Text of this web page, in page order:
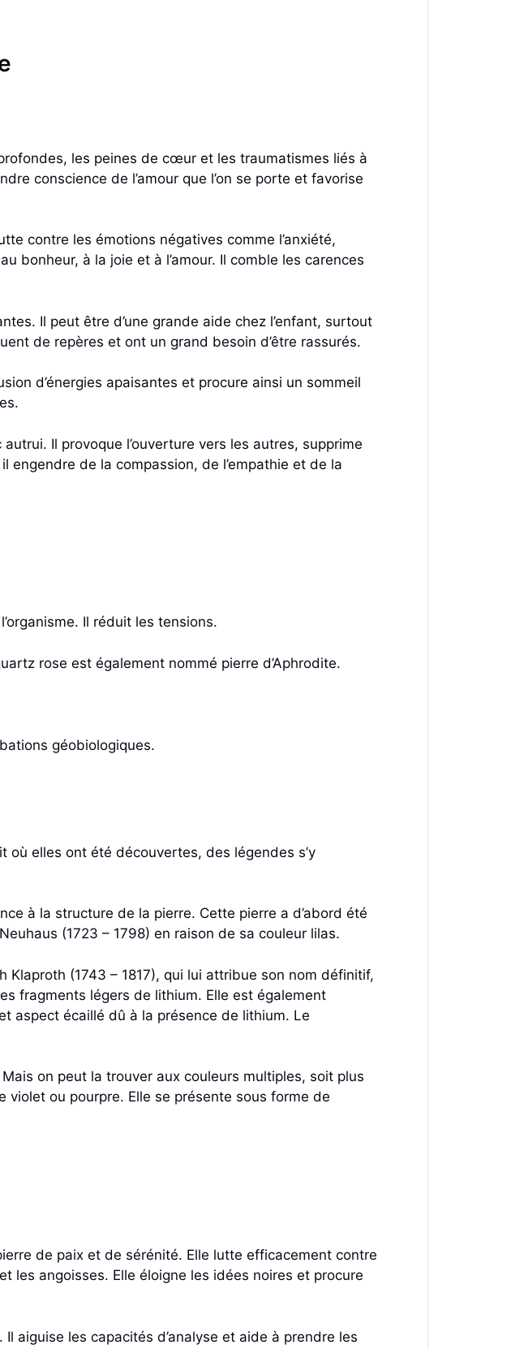
les peines de cœur et les traumatismes liés à
conscience de l’amour que l’on se porte et favorise
contre les émotions négatives comme l’anxiété,
bonheur, à la joie et à l’amour. Il comble les carences
Il peut être d’une grande aide chez l’enfant, surtout
de repères et ont un grand besoin d’être rassurés.
d’énergies apaisantes et procure ainsi un sommeil
Il provoque l’ouverture vers les autres, supprime
engendre de la compassion, de l’empathie et de la
Il réduit les tensions.
rose est également nommé pierre d’Aphrodite.
géobiologiques.
où elles ont été découvertes, des légendes s’y
à la structure de la pierre. Cette pierre a d’abord été
(1723 – 1798) en raison de sa couleur lilas.
(1743 – 1817), qui lui attribue son nom définitif,
fragments légers de lithium. Elle est également
aspect écaillé dû à la présence de lithium. Le
on peut la trouver aux couleurs multiples, soit plus
ou pourpre. Elle se présente sous forme de
de paix et de sérénité. Elle lutte efficacement contre
les angoisses. Elle éloigne les idées noires et procure
aiguise les capacités d’analyse et aide à prendre les